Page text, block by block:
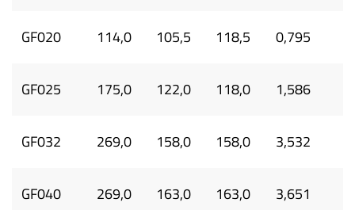
GF020 114,0 105,5 118,5 0,795
GF025 175,0 122,0 118,0 1,586
GF032 269,0 158,0 158,0 3,532
GF040 269,0 163,0 163,0 3,651